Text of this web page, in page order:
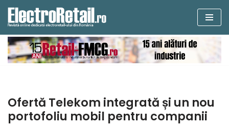
Sari
la
conținut
Ofertă Telekom integrată și un nou
portofoliu mobil pentru companii